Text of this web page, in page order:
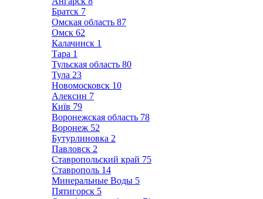
Братск 7
Омская область 87
Омск 62
Калачинск 1
Тара 1
Тульская область 80
Тула 23
Новомосковск 10
Алексин 7
Київ 79
Воронежская область 78
Воронеж 52
Бутурлиновка 2
Павловск 2
Ставропольский край 75
Ставрополь 14
Минеральные Воды 5
Пятигорск 5